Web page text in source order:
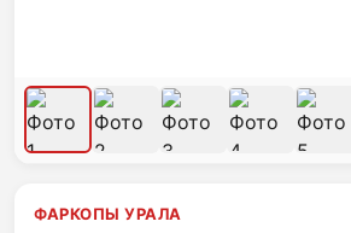
ФАРКОПЫ УРАЛА